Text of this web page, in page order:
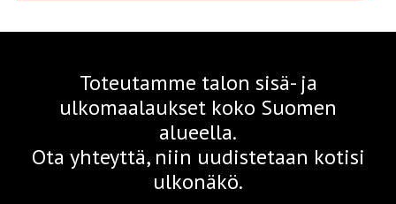
Toteutamme talon sisä- ja
ulkomaalaukset koko Suomen
alueella.
Ota yhteyttä, niin uudistetaan kotisi
ulkonäkö.